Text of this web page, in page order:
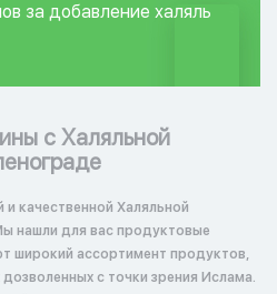
за добавление халяль
с Халяльной
качественной Халяльной
нашли для вас продуктовые
широкий ассортимент продуктов,
с точки зрения Ислама.